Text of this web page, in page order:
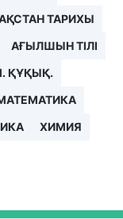
ТАРИХЫ
АҒЫЛШЫН ТІЛІ
ҚҰҚЫҚ.
ХИМИЯ